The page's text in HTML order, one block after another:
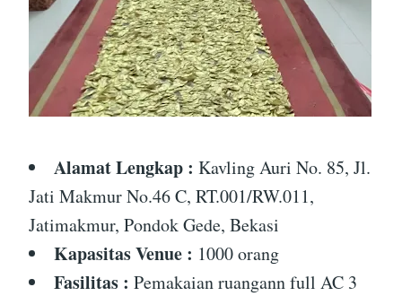
Alamat Lengkap : Kavling Auri No. 85, Jl.
Jati Makmur No.46 C, RT.001/RW.011,
Jatimakmur, Pondok Gede, Bekasi
Kapasitas Venue : 1000 orang
Fasilitas : Pemakaian ruangann full AC 3